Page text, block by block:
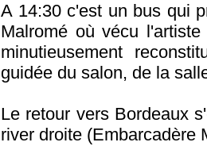
A 14:30 c'est un bus qui
Malromé où vécu
minutieusement
guidée du salon, de la
Le retour vers Bordeaux
river droite (Embarcadère